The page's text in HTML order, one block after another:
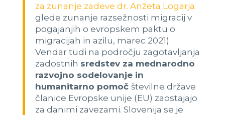
za zunanje zadeve dr. Anžeta Logarja
glede zunanje razsežnosti migracij v
pogajanjih o evropskem paktu o
migracijah in azilu, marec 2021).
Vendar tudi na področju zagotavljanja
zadostnih sredstev za mednarodno
razvojno sodelovanje in
humanitarno pomoč številne države
članice Evropske unije (EU) zaostajajo
za danimi zavezami. Slovenija se je